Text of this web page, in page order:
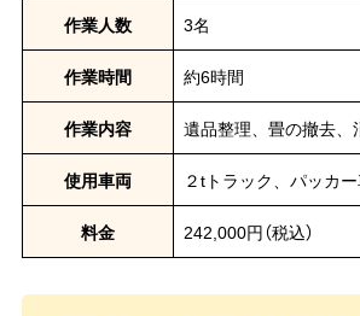
作業人数
3名
作業時間
約6時間
作業内容
遺品整理、畳の撤去、
使用車両
２tトラック、パッカ
料金
242,000円（税込）